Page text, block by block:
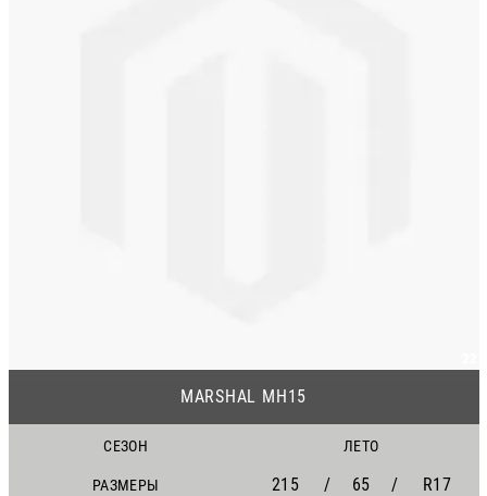
MARSHAL MH15
СЕЗОН ЛЕТО
РАЗМЕРЫ 215 / 65 / R17